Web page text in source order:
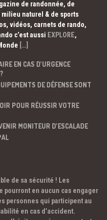
de randonnée, de
naturel & de sports
vidéos, carnets de rando,
c’est aussi EXPLORE,
[…]
EN CAS D’URGENCE
DE DÉFENSE SONT
POUR RÉUSSIR VOTRE
MONITEUR D’ESCALADE
de sa sécurité ! Les
pourront en aucun cas engager
personnes qui participent au
en cas d’accident.